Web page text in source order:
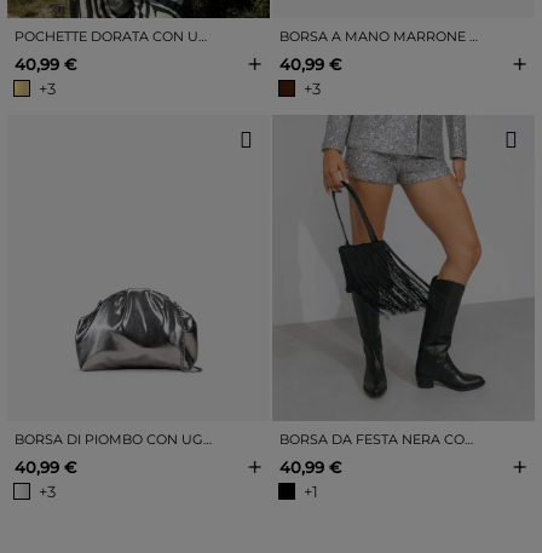
POCHETTE DORATA CON UGELLO
40,99 €
+3
+
BORSA A MANO MARRONE CON CHIUSURA A SCATTO.
40,99 €
+3
+
40,99 €
+3
+
40,99 €
+1
+